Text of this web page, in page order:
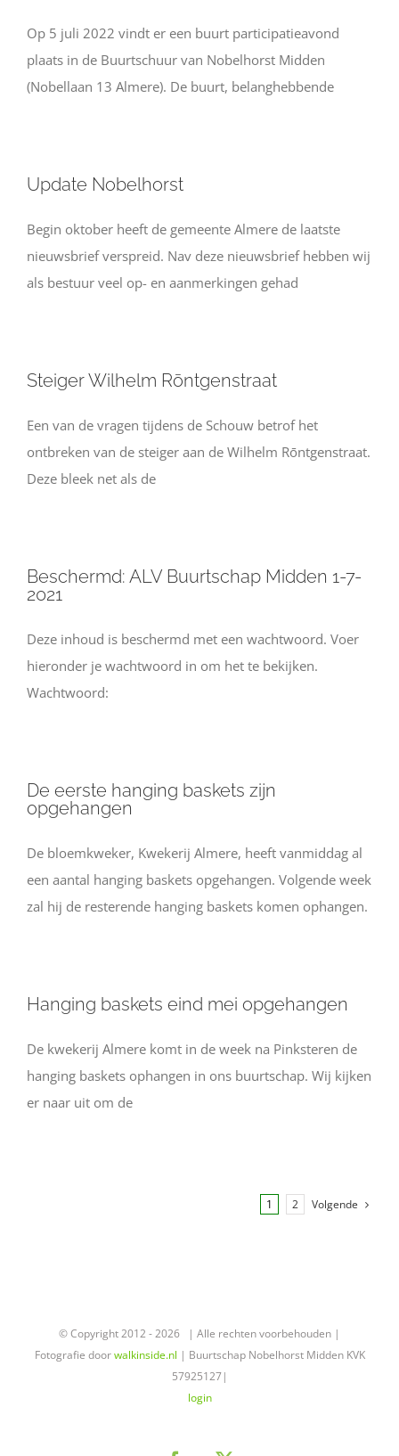
Op 5 juli 2022 vindt er een buurt participatieavond
plaats in de Buurtschuur van Nobelhorst Midden
(Nobellaan 13 Almere). De buurt, belanghebbende
Update Nobelhorst
Begin oktober heeft de gemeente Almere de laatste
nieuwsbrief verspreid. Nav deze nieuwsbrief hebben wij
als bestuur veel op- en aanmerkingen gehad
Steiger Wilhelm Rōntgenstraat
Een van de vragen tijdens de Schouw betrof het
ontbreken van de steiger aan de Wilhelm Rōntgenstraat.
Deze bleek net als de
Beschermd: ALV Buurtschap Midden 1-7-
2021
Deze inhoud is beschermd met een wachtwoord. Voer
hieronder je wachtwoord in om het te bekijken.
Wachtwoord:
De eerste hanging baskets zijn
opgehangen
De bloemkweker, Kwekerij Almere, heeft vanmiddag al
een aantal hanging baskets opgehangen. Volgende week
zal hij de resterende hanging baskets komen ophangen.
Hanging baskets eind mei opgehangen
De kwekerij Almere komt in de week na Pinksteren de
hanging baskets ophangen in ons buurtschap. Wij kijken
er naar uit om de
1 2 Volgende
© Copyright 2012 -2026 | Alle rechten voorbehouden |
Fotografie doorwalkinside.nl | Buurtschap Nobelhorst Midden KVK
57925127|
login